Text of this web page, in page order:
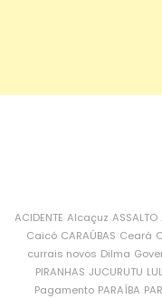
ACIDENTE Alcaçuz ASSALTO
Caicó CARAÚBAS Ceará
currais novos Dilma
PIRANHAS JUCURUTU
Pagamento PARAÍBA